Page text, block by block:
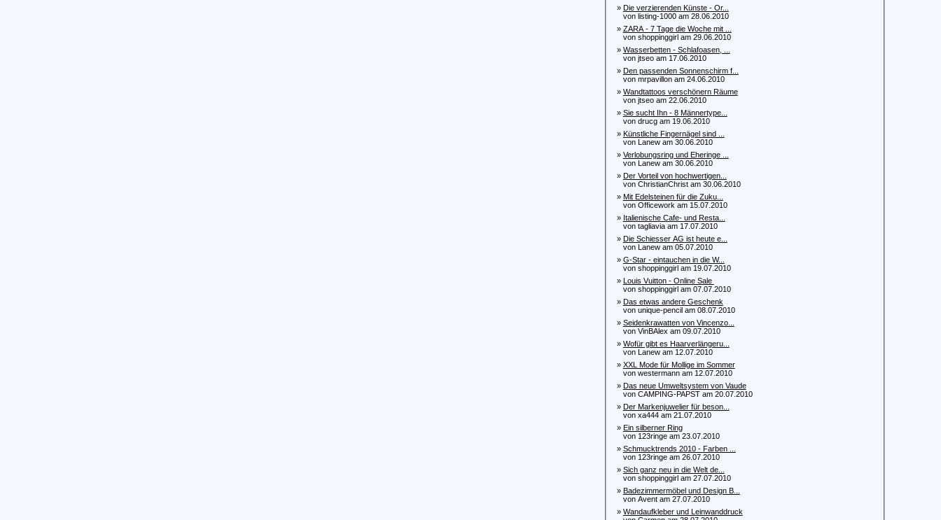
» Die verzierenden Künste - Or...
von listing-1000 am 28.06.2010
» ZARA - 7 Tage die Woche mit ...
von shoppinggirl am 29.06.2010
» Wasserbetten - Schlafoasen, ...
von jtseo am 17.06.2010
» Den passenden Sonnenschirm f...
von mrpavillon am 24.06.2010
» Wandtattoos verschönern Räume
von jtseo am 22.06.2010
» Sie sucht Ihn - 8 Männertype...
von drucg am 19.06.2010
» Künstliche Fingernägel sind ...
von Lanew am 30.06.2010
» Verlobungsring und Eheringe ...
von Lanew am 30.06.2010
» Der Vorteil von hochwertigen...
von ChristianChrist am 30.06.2010
» Mit Edelsteinen für die Zuku...
von Officework am 15.07.2010
» Italienische Cafe- und Resta...
von tagliavia am 17.07.2010
» Die Schiesser AG ist heute e...
von Lanew am 05.07.2010
» G-Star - eintauchen in die W...
von shoppinggirl am 19.07.2010
» Louis Vuitton - Online Sale
von shoppinggirl am 07.07.2010
» Das etwas andere Geschenk
von unique-pencil am 08.07.2010
» Seidenkrawatten von Vincenzo...
von VinBAlex am 09.07.2010
» Wofür gibt es Haarverlängeru...
von Lanew am 12.07.2010
» XXL Mode für Mollige im Sommer
von westermann am 12.07.2010
» Das neue Umweltsystem von Vaude
von CAMPING-PAPST am 20.07.2010
» Der Markenjuwelier für beson...
von xa444 am 21.07.2010
» Ein silberner Ring
von 123ringe am 23.07.2010
» Schmucktrends 2010 - Farben ...
von 123ringe am 26.07.2010
» Sich ganz neu in die Welt de...
von shoppinggirl am 27.07.2010
» Badezimmermöbel und Design B...
von Avent am 27.07.2010
» Wandaufkleber und Leinwanddruck